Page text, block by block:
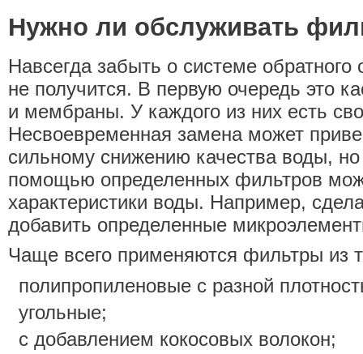
Нужно ли обслуживать
Навсегда забыть о системе обратного
не получится. В первую очередь это
и мембраны. У каждого из них есть
Несвоевременная замена может
сильному снижению качества воды,
помощью определенных фильтров
характеристики воды. Например,
добавить определенные
Чаще всего применяются фильтры из
полипропиленовые с разной
угольные;
с добавлением кокосовых волокон;